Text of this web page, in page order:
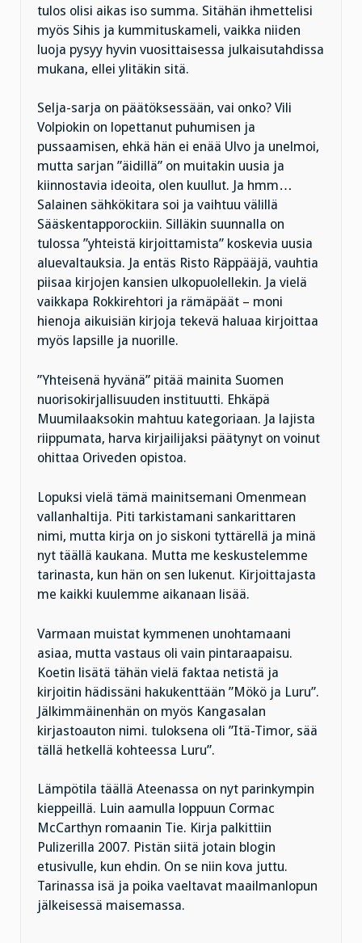
tulos olisi aikas iso summa. Sitähän ihmettelisi
myös Sihis ja kummituskameli, vaikka niiden
luoja pysyy hyvin vuosittaisessa julkaisutahdissa
mukana, ellei ylitäkin sitä.
Selja-sarja on päätöksessään, vai onko? Vili
Volpiokin on lopettanut puhumisen ja
pussaamisen, ehkä hän ei enää Ulvo ja unelmoi,
mutta sarjan ”äidillä” on muitakin uusia ja
kiinnostavia ideoita, olen kuullut. Ja hmm…
Salainen sähkökitara soi ja vaihtuu välillä
Sääskentapporockiin. Silläkin suunnalla on
tulossa ”yhteistä kirjoittamista” koskevia uusia
aluevaltauksia. Ja entäs Risto Räppääjä, vauhtia
piisaa kirjojen kansien ulkopuolellekin. Ja vielä
vaikkapa Rokkirehtori ja rämäpäät – moni
hienoja aikuisiän kirjoja tekevä haluaa kirjoittaa
myös lapsille ja nuorille.
”Yhteisenä hyvänä” pitää mainita Suomen
nuorisokirjallisuuden instituutti. Ehkäpä
Muumilaaksokin mahtuu kategoriaan. Ja lajista
riippumata, harva kirjailijaksi päätynyt on voinut
ohittaa Oriveden opistoa.
Lopuksi vielä tämä mainitsemani Omenmean
vallanhaltija. Piti tarkistamani sankarittaren
nimi, mutta kirja on jo siskoni tyttärellä ja minä
nyt täällä kaukana. Mutta me keskustelemme
tarinasta, kun hän on sen lukenut. Kirjoittajasta
me kaikki kuulemme aikanaan lisää.
Varmaan muistat kymmenen unohtamaani
asiaa, mutta vastaus oli vain pintaraapaisu.
Koetin lisätä tähän vielä faktaa netistä ja
kirjoitin hädissäni hakukenttään ”Mökö ja Luru”.
Jälkimmäinenhän on myös Kangasalan
kirjastoauton nimi. tuloksena oli ”Itä-Timor, sää
tällä hetkellä kohteessa Luru”.
Lämpötila täällä Ateenassa on nyt parinkympin
kieppeillä. Luin aamulla loppuun Cormac
McCarthyn romaanin Tie. Kirja palkittiin
Pulizerilla 2007. Pistän siitä jotain blogin
etusivulle, kun ehdin. On se niin kova juttu.
Tarinassa isä ja poika vaeltavat maailmanlopun
jälkeisessä maisemassa.